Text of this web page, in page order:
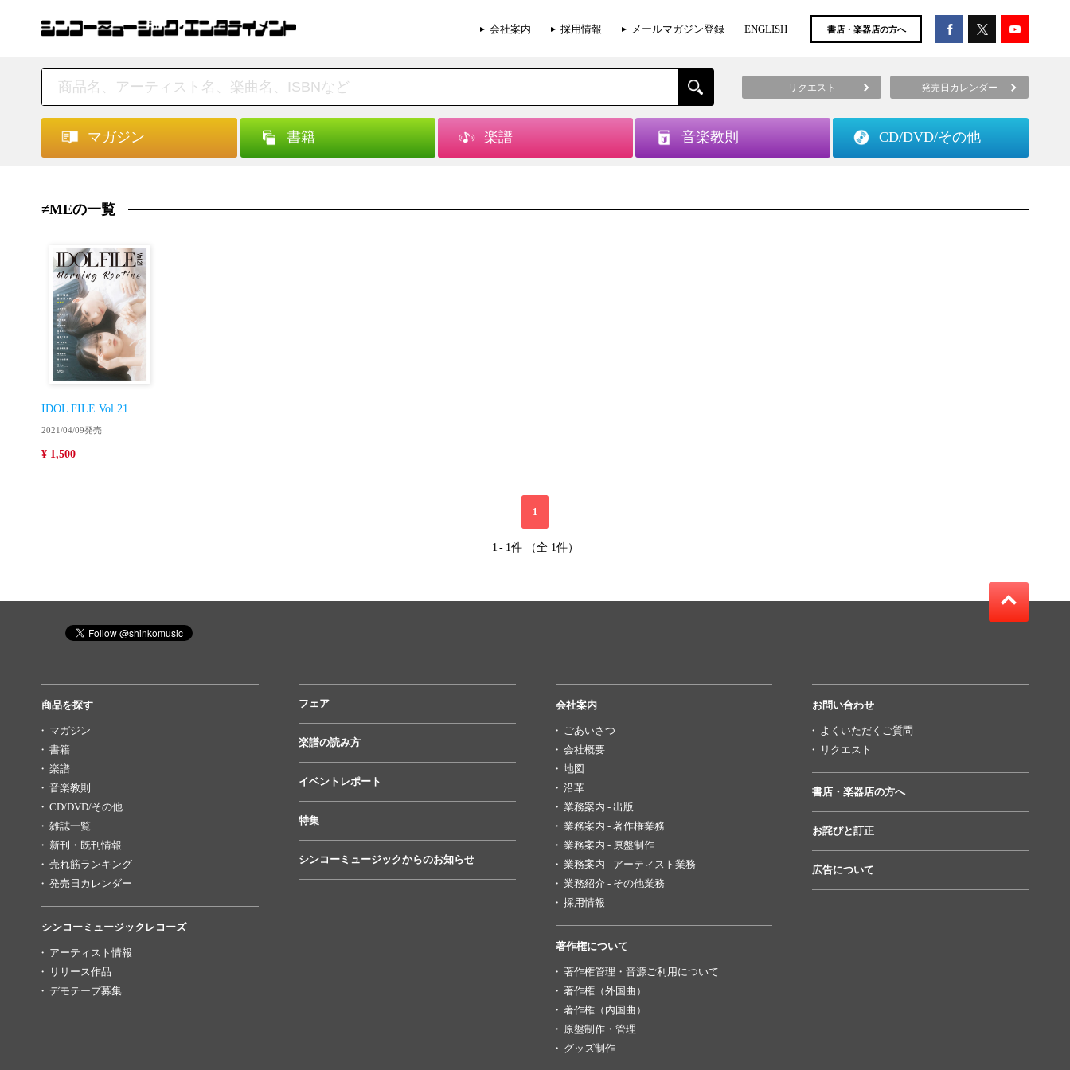
会社案内 採用情報 メールマガジン登録 ENGLISH 書店・楽器店の方へ
リクエスト 発売日カレンダー
マガジン 書籍 楽譜 音楽教則 CD/DVD/その他
≠MEの一覧
IDOL FILE Vol.21
2021/04/09発売
¥ 1,500
1
1 - 1件 （全 1件）
商品を探す
マガジン
書籍
楽譜
音楽教則
CD/DVD/その他
雑誌一覧
新刊・既刊情報
売れ筋ランキング
発売日カレンダー
シンコーミュージックレコーズ
アーティスト情報
リリース作品
デモテープ募集
フェア
楽譜の読み方
イベントレポート
特集
シンコーミュージックからのお知らせ
会社案内
ごあいさつ
会社概要
地図
沿革
業務案内 - 出版
業務案内 - 著作権業務
業務案内 - 原盤制作
業務案内 - アーティスト業務
業務紹介 - その他業務
採用情報
著作権について
著作権管理・音源ご利用について
著作権（外国曲）
著作権（内国曲）
原盤制作・管理
グッズ制作
お問い合わせ
よくいただくご質問
リクエスト
書店・楽器店の方へ
お詫びと訂正
広告について